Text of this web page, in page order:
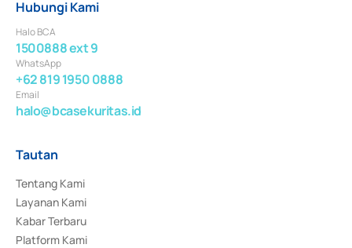
Hubungi Kami
Halo BCA
1500888 ext 9
WhatsApp
+62 819 1950 0888
Email
halo@bcasekuritas.id
Tautan
Tentang Kami
Layanan Kami
Kabar Terbaru
Platform Kami